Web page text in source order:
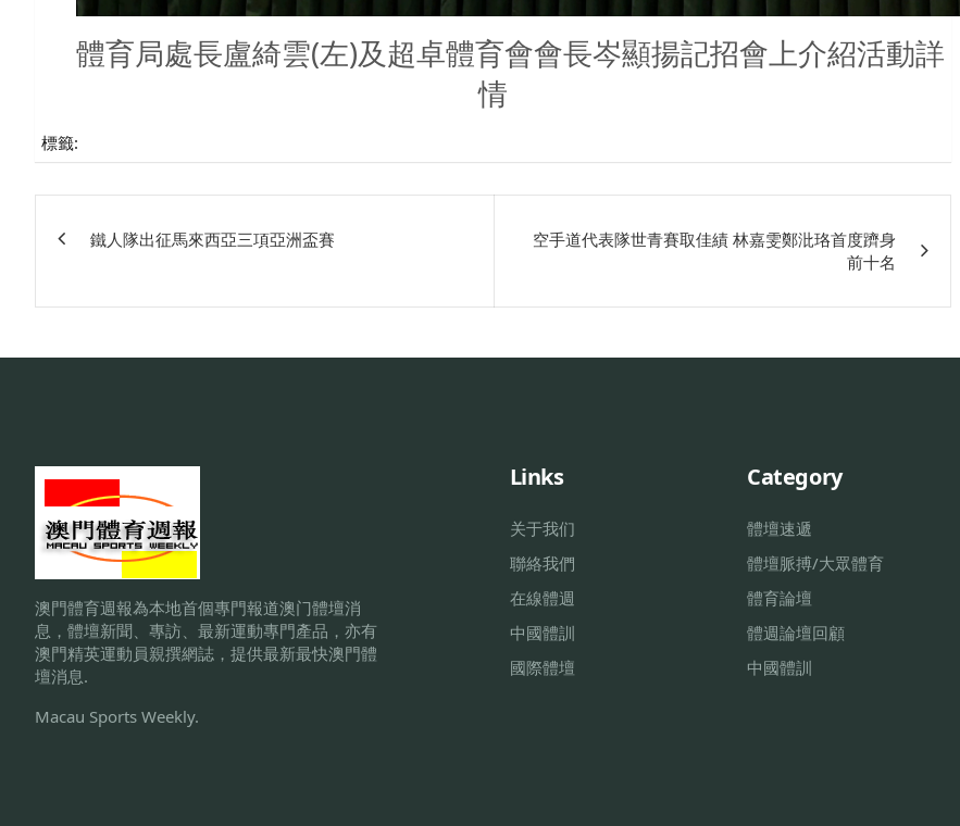
體育局處長盧綺雲(左)及超卓體育會會長岑顯揚記招會上介紹活動詳
情
標籤:
章
相
關
鐵人隊出征馬來西亞三項亞洲盃賽
空手道代表隊世青賽取佳績 林嘉雯鄭沘珞首度躋身
前十名
澳門體育週報為本地首個專門報道澳门體壇消
息，體壇新聞、專訪、最新運動專門產品，亦有
澳門精英運動員親撰網誌，提供最新最快澳門體
壇消息.
Macau Sports Weekly.
Links
关于我们
聯絡我們
在線體週
中國體訓
國際體壇
Category
體壇速遞
體壇脈搏/大眾體育
體育論壇
體週論壇回顧
中國體訓